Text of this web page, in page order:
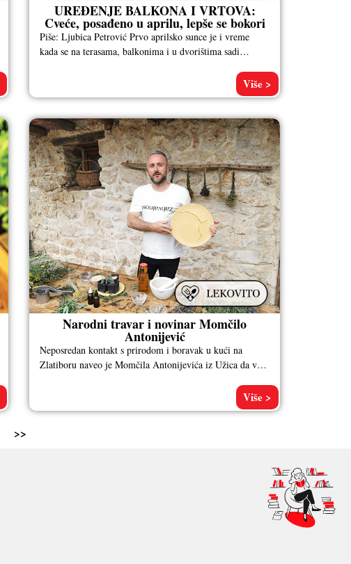
UREĐENJE BALKONA I VRTOVA:
Cveće, posađeno u aprilu, lepše se bokori
Piše: Ljubica Petrović Prvo aprilsko sunce je i vreme
kada se na terasama, balkonima i u dvorištima sadi
Više >
Narodni travar i novinar Momčilo
Antonijević
Neposredan kontakt s prirodom i boravak u kući na
Zlatiboru naveo je Momčila Antonijevića iz Užica da već
Više >
>>